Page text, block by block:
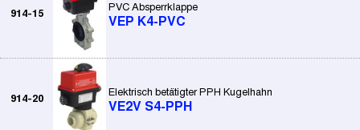
914-15
PVC Absperrklappe
VEP K4-PVC
914-20
Elektrisch betätigter PPH Kugelhahn
VE2V S4-PPH